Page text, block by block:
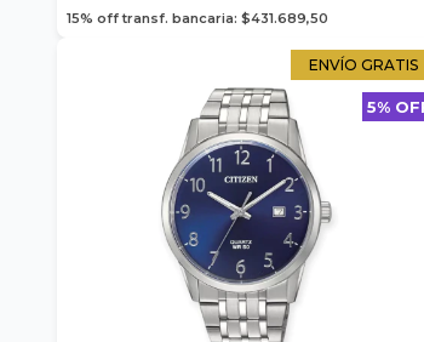
15% off transf. bancaria: $431.689,50
ENVÍO GRATIS
5%